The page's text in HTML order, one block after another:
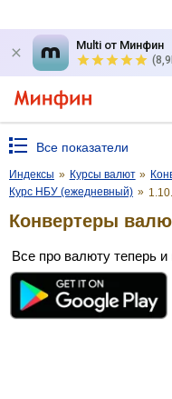
Multi от Минфин
Все показатели
Индексы » Курсы валют »
Курс НБУ (ежедневный) »
Конвертеры
Все про валюту теперь